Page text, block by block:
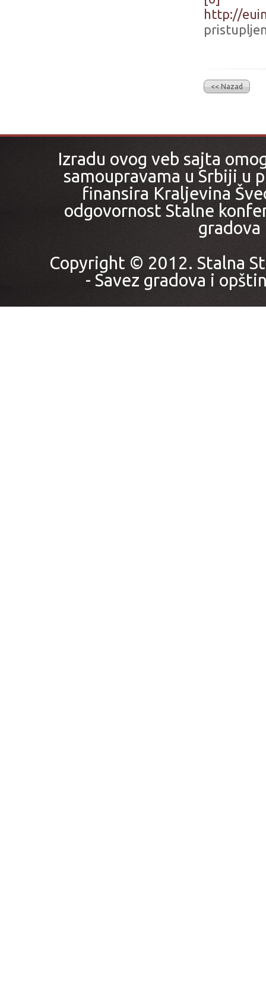
http://
<< Nazad
Izradu ovog veb sajta
samoupravama u Srbiji u
finansira Kraljevina
odgovornost Stalne
gradova
Copyright © 2012. Stalna
- Savez gradova i